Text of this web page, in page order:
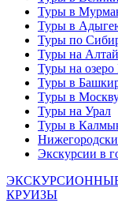
Туры в
Туры в
Туры по
Туры на Алтай
Туры на озеро
Туры в
Туры в
Туры на Урал
Туры в
Экскурсии в
КРУИЗЫ